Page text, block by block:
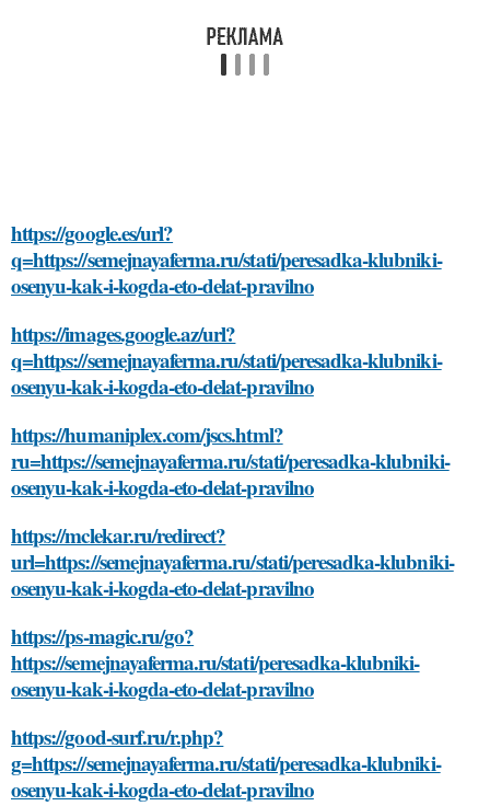
https://google.es/url?
q=https://semejnayaferma.ru/stati/peresadka-klubniki-
osenyu-kak-i-kogda-eto-delat-pravilno
https://images.google.az/url?
q=https://semejnayaferma.ru/stati/peresadka-klubniki-
osenyu-kak-i-kogda-eto-delat-pravilno
https://humaniplex.com/jscs.html?
ru=https://semejnayaferma.ru/stati/peresadka-klubniki-
osenyu-kak-i-kogda-eto-delat-pravilno
https://mclekar.ru/redirect?
url=https://semejnayaferma.ru/stati/peresadka-klubniki-
osenyu-kak-i-kogda-eto-delat-pravilno
https://ps-magic.ru/go?
https://semejnayaferma.ru/stati/peresadka-klubniki-
osenyu-kak-i-kogda-eto-delat-pravilno
https://good-surf.ru/r.php?
g=https://semejnayaferma.ru/stati/peresadka-klubniki-
osenyu-kak-i-kogda-eto-delat-pravilno